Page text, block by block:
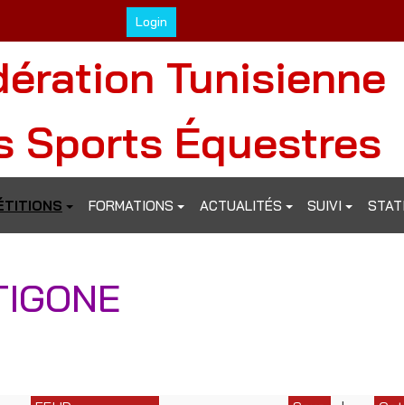
Login
Tunisienne
Sports Équestres
FORMATIONS ACTUALITÉS SUIVI